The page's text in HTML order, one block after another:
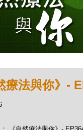
療法與你》-